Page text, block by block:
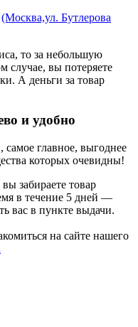
(Москва,ул. Бутлерова
то за небольшую
вы потеряете
А деньги за товар
и удобно
главное, выгоднее
которых очевидны!
забираете товар
в течение 5 дней —
вас в пункте выдачи.
на сайте нашего